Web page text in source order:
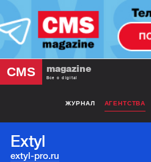
CMS magazine
Все о digital
ЖУРНАЛ АГЕНТСТВА
Extyl
extyl-pro.ru